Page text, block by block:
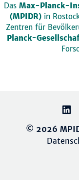
Das Max-Planck-
(MPIDR)in
Zentren für
Planck-
© 2026